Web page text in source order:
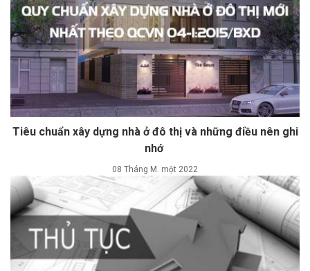
Tiêu chuẩn xây dựng nhà ở đô thị và những điều nên ghi
nhớ
08 Tháng M. một 2022